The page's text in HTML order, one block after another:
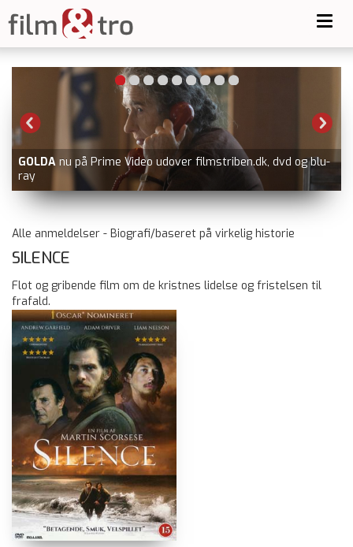
dvd og blu- BATTLE OF OSLO nu på Prime Video udover
og dvd
Alle anmeldelser - Biografi/baseret på virkelig historie
SILENCE
Flot og gribende film om de kristnes lidelse og fristelsen til
frafald.